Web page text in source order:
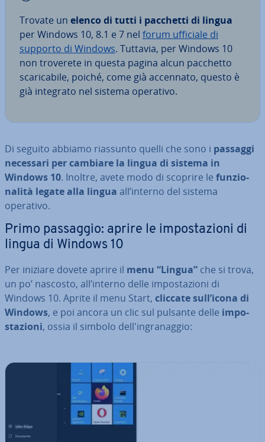
Trovate un elenco di tutti i pacchetti di lingua
per Windows 10, 8.1 e 7 nel forum ufficiale di
supporto di Windows. Tuttavia, per Windows 10
non troverete in questa pagina alcun pacchetto
sca­ri­ca­bi­le, poiché, come già accennato, questo è
già integrato nel sistema operativo.
Di seguito abbiamo riassunto quelli che sono i passaggi
necessari per cambiare la lingua di sistema in
Windows 10. Inoltre, avete modo di scoprire le fun­zio­
na­li­tà legate alla lingua all’interno del sistema
operativo.
Primo passaggio: aprire le im­po­sta­zio­ni di
lingua di Windows 10
Per iniziare dovete aprire il menu “Lingua” che si trova,
un po’ nascosto, all’interno delle im­po­sta­zio­ni di
Windows 10. Aprite il menu Start, cliccate sull’icona di
Windows, e poi ancora un clic sul pulsante delle im­po­
sta­zio­ni, ossia il simbolo del­l'in­gra­nag­gio: